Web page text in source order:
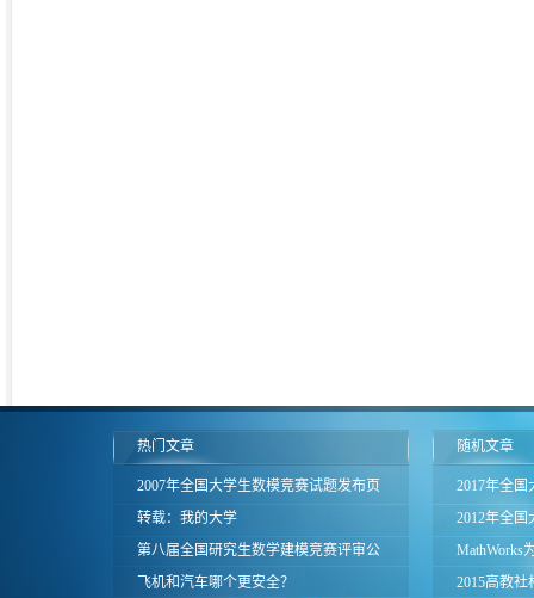
热门文章
2007年全国大学生数模竞赛试题发布页
面
转载：我的大学
第八届全国研究生数学建模竞赛评审公
告
飞机和汽车哪个更安全？
随机文章
2017年全
作会议暨竞
开
2012年全
评与经验交
MathWorks
提供软件支
2015高教